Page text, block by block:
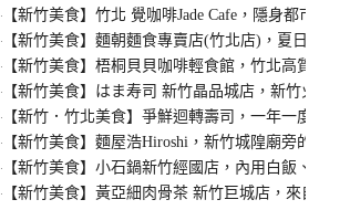
【新竹美食】竹北 覺咖啡Jade Cafe，隱身都市巷
【新竹美食】麵朝麵食專賣店(竹北店)，夏日炎炎
【新竹美食】梧桐貝貝咖啡輕食館，竹北高質感
【新竹美食】はま寿司 新竹晶品城店，新竹火車
【新竹．竹北美食】爭鮮迴轉壽司，一年一度的
【新竹美食】麵屋浩Hiroshi，新竹城隍廟旁的拉
【新竹美食】小石鍋新竹經國店，內用白飯、飲
【新竹美食】黃亞細肉骨茶 新竹巨城店，來自新